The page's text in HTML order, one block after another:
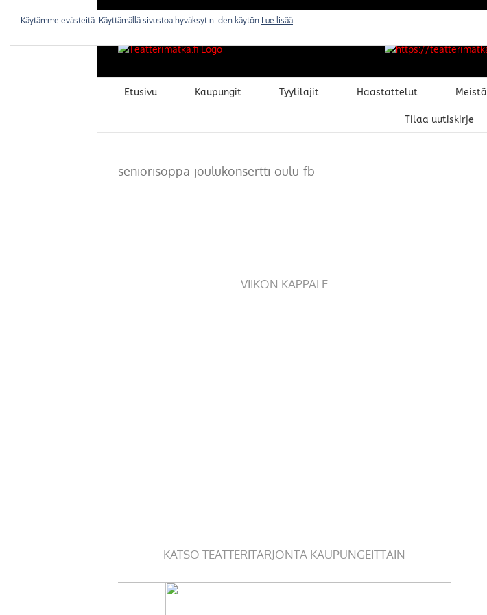
Etusivu Kaupungit Tyylilajit Haastattelut Meistä
Tilaa uutiskirje
seniorisoppa-joulukonsertti-oulu-fb
VIIKON KAPPALE
KATSO TEATTERITARJONTA KAUPUNGEITTAIN
Käytämme evästeitä. Käyttämällä sivustoa hyväksyt niiden käytön Lue lisää